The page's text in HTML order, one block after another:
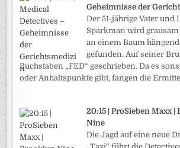
Geheimnisse der
Der 51-jährige Vater und
Sparkman wird
an einem Baum
gefunden. Auf seiner
Buchstaben „FED“ geschrieben. Da es
oder Anhaltspunkte gibt, fangen die
20:15 | ProSieben Maxx
Nine
Die Jagd auf eine neue